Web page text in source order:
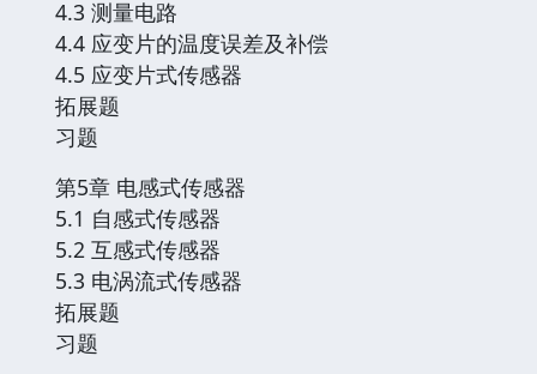
4.3 测量电路
4.4 应变片的温度误差及补偿
4.5 应变片式传感器
拓展题
习题
第5章 电感式传感器
5.1 自感式传感器
5.2 互感式传感器
5.3 电涡流式传感器
拓展题
习题